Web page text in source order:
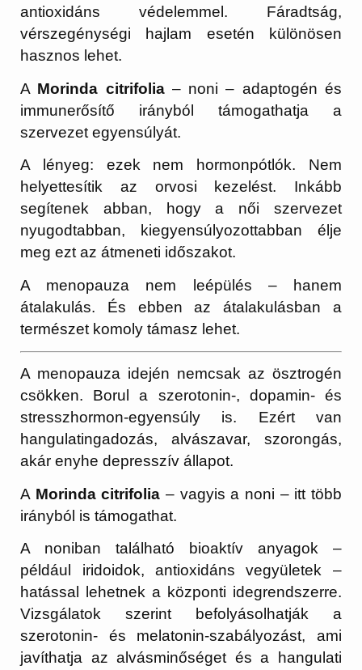
antioxidáns védelemmel. Fáradtság,
vérszegénységi hajlam esetén különösen
hasznos lehet.
A Morinda citrifolia– noni – adaptogén és
immunerősítő irányból támogathatja a
szervezet egyensúlyát.
A lényeg: ezek nem hormonpótlók. Nem
helyettesítik az orvosi kezelést. Inkább
segítenek abban, hogy a női szervezet
nyugodtabban, kiegyensúlyozottabban élje
meg ezt az átmeneti időszakot.
A menopauza nem leépülés – hanem
átalakulás. És ebben az átalakulásban a
természet komoly támasz lehet.
A menopauza idején nemcsak az ösztrogén
csökken. Borul a szerotonin-, dopamin- és
stresszhormon-egyensúly is. Ezért van
hangulatingadozás, alvászavar, szorongás,
akár enyhe depresszív állapot.
A Morinda citrifolia – vagyis a noni – itt több
irányból is támogathat.
A noniban található bioaktív anyagok –
például iridoidok, antioxidáns vegyületek –
hatással lehetnek a központi idegrendszerre.
Vizsgálatok szerint befolyásolhatják a
szerotonin- és melatonin-szabályozást, ami
javíthatja az alvásminőséget és a hangulati